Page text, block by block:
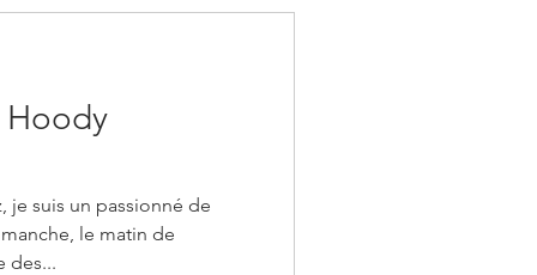
Hoody
je suis un passionné de
le matin de
des...